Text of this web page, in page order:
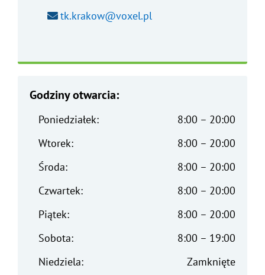
Wyślij wiadomość na adres e-mail:
tk.krakow@voxel.pl
Godziny otwarcia:
Poniedziałek:
8:00 – 20:00
Wtorek:
8:00 – 20:00
Środa:
8:00 – 20:00
Czwartek:
8:00 – 20:00
Piątek:
8:00 – 20:00
Sobota:
8:00 – 19:00
Niedziela:
Zamknięte